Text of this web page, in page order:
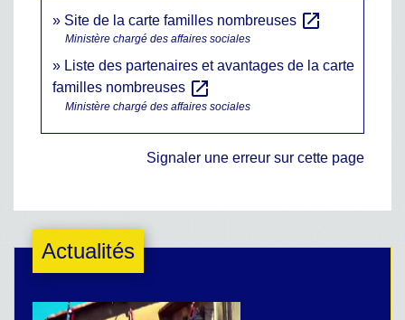
Site de la carte familles nombreuses open_in_new
Ministère chargé des affaires sociales
Liste des partenaires et avantages de la carte
familles nombreuses open_in_new
Ministère chargé des affaires sociales
Signaler une erreur sur cette page
Actualités